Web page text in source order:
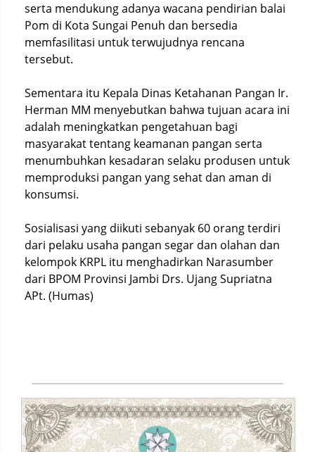
serta mendukung adanya wacana pendirian balai
Pom di Kota Sungai Penuh dan bersedia
memfasilitasi untuk terwujudnya rencana
tersebut.
Sementara itu Kepala Dinas Ketahanan Pangan Ir.
Herman MM menyebutkan bahwa tujuan acara ini
adalah meningkatkan pengetahuan bagi
masyarakat tentang keamanan pangan serta
menumbuhkan kesadaran selaku produsen untuk
memproduksi pangan yang sehat dan aman di
konsumsi.
Sosialisasi yang diikuti sebanyak 60 orang terdiri
dari pelaku usaha pangan segar dan olahan dan
kelompok KRPL itu menghadirkan Narasumber
dari BPOM Provinsi Jambi Drs. Ujang Supriatna
APt. (Humas)